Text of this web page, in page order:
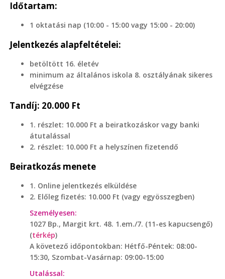
Időtartam:
1 oktatási nap (10:00 - 15:00 vagy 15:00 - 20:00)
Jelentkezés alapfeltételei:
betöltött 16. életév
minimum az általános iskola 8. osztályának sikeres
elvégzése
Tandíj: 20.000 Ft
1. részlet: 10.000 Ft a beiratkozáskor vagy banki
átutalással
2. részlet: 10.000 Ft a helyszínen fizetendő
Beiratkozás menete
1. Online jelentkezés elküldése
2. Előleg fizetés: 10.000 Ft (vagy egyösszegben)
Személyesen:
1027 Bp., Margit krt. 48. 1.em./7. (11-es kapucsengő)
(térkép)
A követező időpontokban: Hétfő-Péntek: 08:00-
15:30, Szombat-Vasárnap: 09:00-15:00
Utalással: